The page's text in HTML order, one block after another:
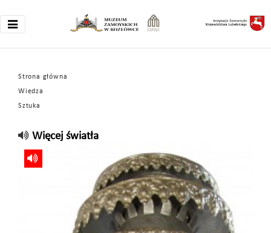
Strona główna
Wiedza
Sztuka
Więcej światła